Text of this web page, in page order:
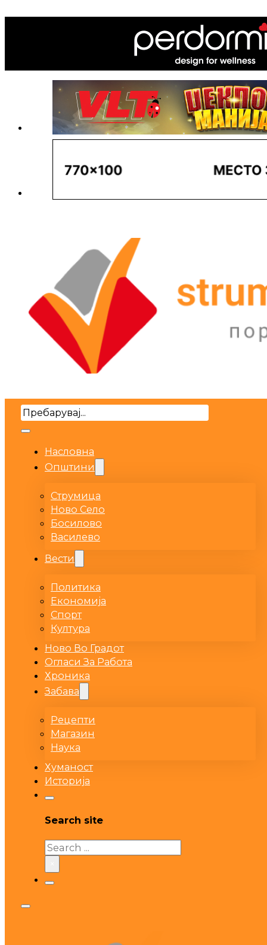
Search
Насловна
Општини
Струмица
Ново Село
Босилово
Василево
Вести
Политика
Економија
Спорт
Култура
Ново Во Градот
Огласи За Работа
Хроника
Забава
Рецепти
Магазин
Наука
Хуманост
Историја
Search site
Search